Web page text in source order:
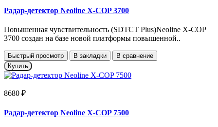
Радар-детектор Neoline X-COP 3700
Повышенная чувствительность (SDTCT Plus)Neoline X-COP
3700 создан на базе новой платформы повышенной..
Быстрый просмотр В закладки
В сравнение
Купить
8680 ₽
Радар-детектор Neoline X-COP 7500